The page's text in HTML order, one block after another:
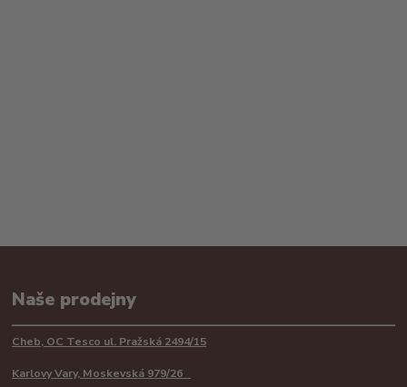
Naše prodejny
Cheb, OC Tesco ul. Pražská 2494/15
Karlovy Vary, Moskevská 979/26